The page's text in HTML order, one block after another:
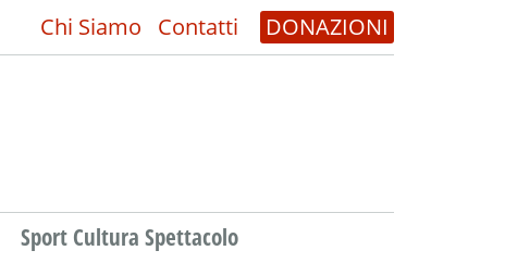
Chi Siamo Contatti DONAZIONI
Sport Cultura Spettacolo